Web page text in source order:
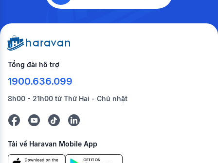
Tổng đài hỗ trợ
1900.636.099
8h00 - 21h00 từ Thứ Hai - Chủ nhật
Tải về Haravan Mobile App